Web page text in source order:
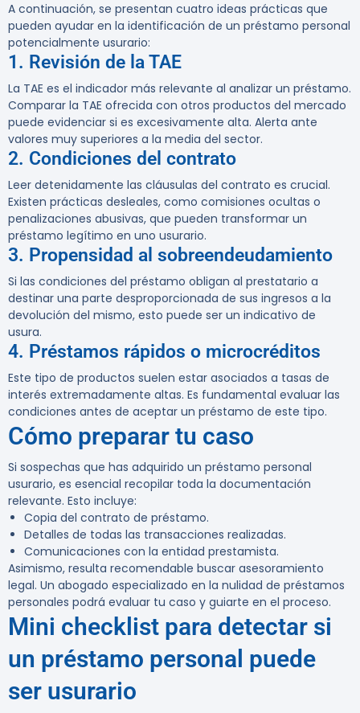
A continuación, se presentan cuatro ideas prácticas que
pueden ayudar en la identificación de un préstamo personal
potencialmente usurario:
1. Revisión de la TAE
La TAE es el indicador más relevante al analizar un préstamo.
Comparar la TAE ofrecida con otros productos del mercado
puede evidenciar si es excesivamente alta. Alerta ante
valores muy superiores a la media del sector.
2. Condiciones del contrato
Leer detenidamente las cláusulas del contrato es crucial.
Existen prácticas desleales, como comisiones ocultas o
penalizaciones abusivas, que pueden transformar un
préstamo legítimo en uno usurario.
3. Propensidad al sobreendeudamiento
Si las condiciones del préstamo obligan al prestatario a
destinar una parte desproporcionada de sus ingresos a la
devolución del mismo, esto puede ser un indicativo de
usura.
4. Préstamos rápidos o microcréditos
Este tipo de productos suelen estar asociados a tasas de
interés extremadamente altas. Es fundamental evaluar las
condiciones antes de aceptar un préstamo de este tipo.
Cómo preparar tu caso
Si sospechas que has adquirido un préstamo personal
usurario, es esencial recopilar toda la documentación
relevante. Esto incluye:
Copia del contrato de préstamo.
Detalles de todas las transacciones realizadas.
Comunicaciones con la entidad prestamista.
Asimismo, resulta recomendable buscar asesoramiento
legal. Un abogado especializado en la nulidad de préstamos
personales podrá evaluar tu caso y guiarte en el proceso.
Mini checklist para detectar si
un préstamo personal puede
ser usurario